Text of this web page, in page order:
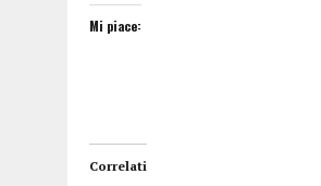
Mi piace:
Correlati